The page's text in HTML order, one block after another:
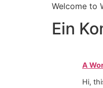
Welcome to
Ein
A
Hi,